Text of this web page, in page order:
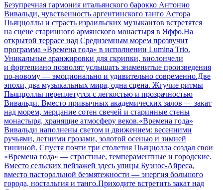
Безупречная гармония итальянского барокко Антонио
Вивальди, чувственность аргентинского танго Астора
Пьяццоллы и страсть израильских музыкантов встретятся
на сцене старинного армянского монастыря в Яффо.На
открытой террасе над Средиземным морем прозвучит
программа «Времена года» в исполнении Lumina Trio.
Уникальные аранжировки для скрипки, виолончели
и фортепиано позволят услышать знаменитые произведения
по-новому — эмоционально и удивительно современно.Две
эпохи, два музыкальных мира, одна сцена. Жгучие ритмы
Пьяццоллы переплетутся с легкостью и прозрачностью
Вивальди. Вместо привычных академических залов — закат
над морем, мерцание сотен свечей и старинные стены
монастыря, хранящие атмосферу веков.«Времена года»
Вивальди наполнены светом и движением: весенними
ручьями, летними грозами, золотой осенью и зимней
тишиной. Спустя почти три столетия Пьяццолла создал свои
«Времена года» — страстные, темпераментные и городские.
Вместо сельских пейзажей здесь улицы Буэнос-Айреса,
вместо пасторальной безмятежности — энергия большого
города, ностальгия и танго.Приходите встретить закат над